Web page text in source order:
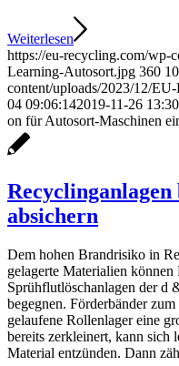
Weiterlesen
https://eu-recycling.com/wp-
Learning-Autosort.jpg 360
content/uploads/2023/12/
04 09:06:142019-11-26
on für Autosort-Maschinen
absichern
Dem hohen Brandrisiko in
gelagerte Materialien
Sprühflutlöschanlagen der d
begegnen. Förderbänder
gelaufene Rollenlager eine
bereits zerkleinert, kann sich
Material entzünden. Dann